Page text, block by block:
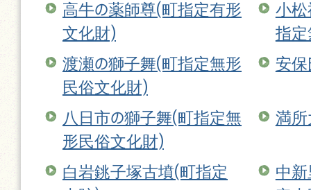
高牛の薬師尊(町指定有形
文化財)
小松
指定
渡瀬の獅子舞(町指定無形
民俗文化財)
安
八日市の獅子舞(町指定無
形民俗文化財)
満所
白岩銚子塚古墳(町指定
中